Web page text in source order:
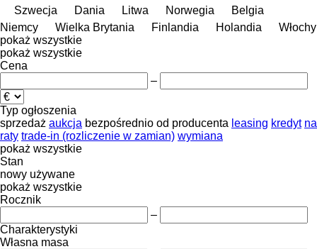
Szwecja
Dania Litwa Norwegia
Belgia
Niemcy
Wielka Brytania Finlandia Holandia
Włochy
pokaż wszystkie
pokaż wszystkie
Cena
–
Typ ogłoszenia
sprzedaż aukcja bezpośrednio od producenta leasing kredyt na
raty trade-in (rozliczenie w zamian) wymiana
pokaż wszystkie
Stan
nowy używane
pokaż wszystkie
Rocznik
–
Charakterystyki
Własna masa